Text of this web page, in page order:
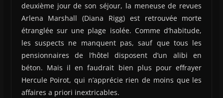
deuxième jour de son séjour, la meneuse de revues
Arlena Marshall (Diana Rigg) est retrouvée morte
étranglée sur une plage isolée. Comme d’habitude,
les suspects ne manquent pas, sauf que tous les
pensionnaires de l’hôtel disposent d’un alibi en
béton. Mais il en faudrait bien plus pour effrayer
Hercule Poirot, qui n’apprécie rien de moins que les
affaires a priori inextricables.